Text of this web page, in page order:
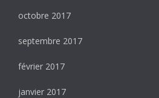
octobre 2017
septembre 2017
février 2017
janvier 2017